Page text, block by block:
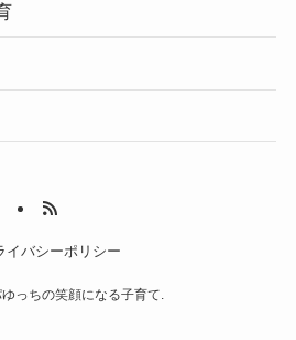
イバシーポリシー
っちの笑顔になる子育て.